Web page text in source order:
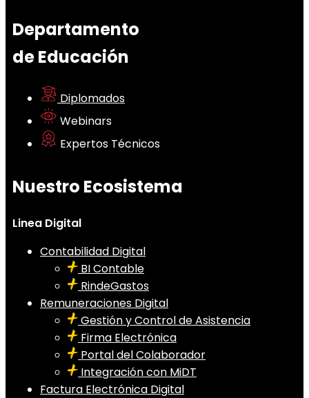
Departamento
de Educación
Diplomados
Webinars
Expertos Técnicos
Nuestro Ecosistema
Linea Digital
Contabilidad Digital
BI Contable
RindeGastos
Remuneraciones Digital
Gestión y Control de Asistencia
Firma Electrónica
Portal del Colaborador
Integración con MiDT
Factura Electrónica Digital